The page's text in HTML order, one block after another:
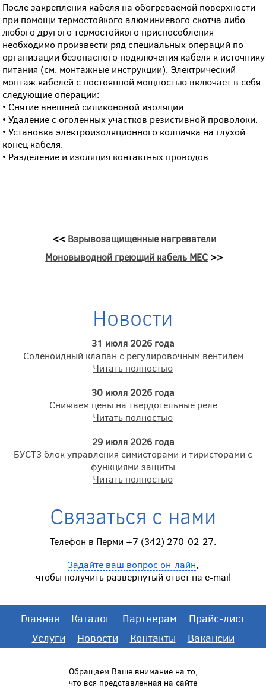
После закрепления кабеля на обогреваемой поверхности
при помощи термостойкого алюминиевого скотча либо
любого другого термостойкого приспособления
необходимо произвести ряд специальных операций по
организации безопасного подключения кабеля к источнику
питания (см. монтажные инструкции). Электрический
монтаж кабелей с постоянной мощностью включает в себя
следующие операции:
• Снятие внешней силиконовой изоляции.
• Удаление с оголенных участков резистивной проволоки.
• Установка электроизоляционного колпачка на глухой
конец кабеля.
• Разделение и изоляция контактных проводов.
<< Взрывозащищенные нагреватели
Моновыводной греющий кабель MEC>>
Новости
31 июля 2026 года
Соленоидный клапан с регулировочным вентилем
Читать полностью
30 июля 2026 года
Снижаем цены на твердотельные реле
Читать полностью
29 июля 2026 года
БУСТ3 блок управления симисторами и тиристорами с
функциями защиты
Читать полностью
Связаться с нами
Телефон в Перми +7 (342) 270-02-27.
Задайте ваш вопрос он-лайн,
чтобы получить развернутый ответ на e-mail
Главная Каталог Партнерам
Прайс-лист
Услуги
Новости Контакты Вакансии
Обращаем Ваше внимание на то,
что вся представленная на сайте